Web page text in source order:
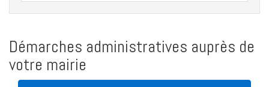
Démarches administratives auprès de
votre mairie